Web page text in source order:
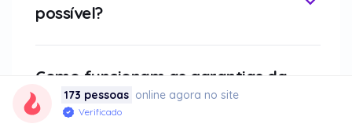
possível?
Como funcionam as garantias da
agência de vocês?
173 pessoas online agora no site
Verificado